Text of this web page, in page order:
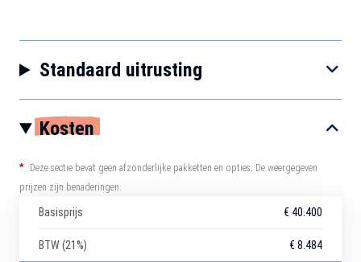
Standaard uitrusting
Kosten
*
Deze sectie bevat geen afzonderlijke pakketten en opties. De weergegeven
prijzen zijn benaderingen.
Basisprijs € 40.400
BTW (21%) € 8.484